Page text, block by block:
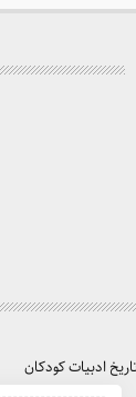
ادبیات کودکان